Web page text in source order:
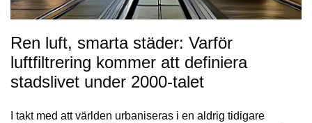
Ren luft, smarta städer: Varför
luftfiltrering kommer att definiera
stadslivet under 2000-talet
I takt med att världen urbaniseras i en aldrig tidigare